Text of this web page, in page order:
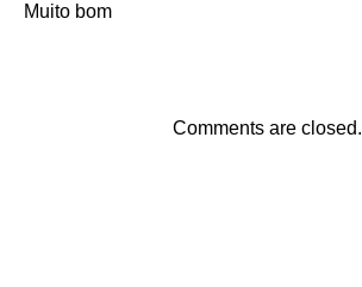
Muito bom
Comments are closed.